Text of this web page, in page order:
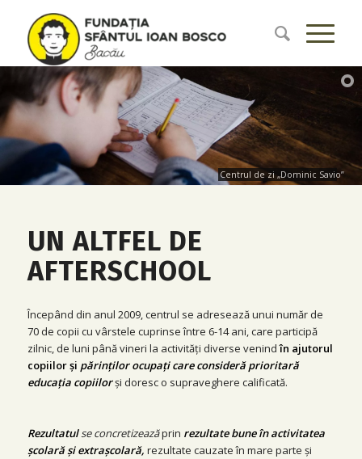
Centrul de zi „Dominic Savio”
UN ALTFEL DE
AFTERSCHOOL
Începând din anul 2009, centrul se adresează unui număr de
70 de copii cu vârstele cuprinse între 6-14 ani, care participă
zilnic, de luni până vineri la activități diverse venindîn ajutorul
copiilor și părinților ocupați care consideră prioritară
educația copiilorși doresc o supraveghere calificată.
Rezultatulse concretizeazăprin rezultate bune în activitatea
școlară și extrașcolară, rezultate cauzate în mare parte și